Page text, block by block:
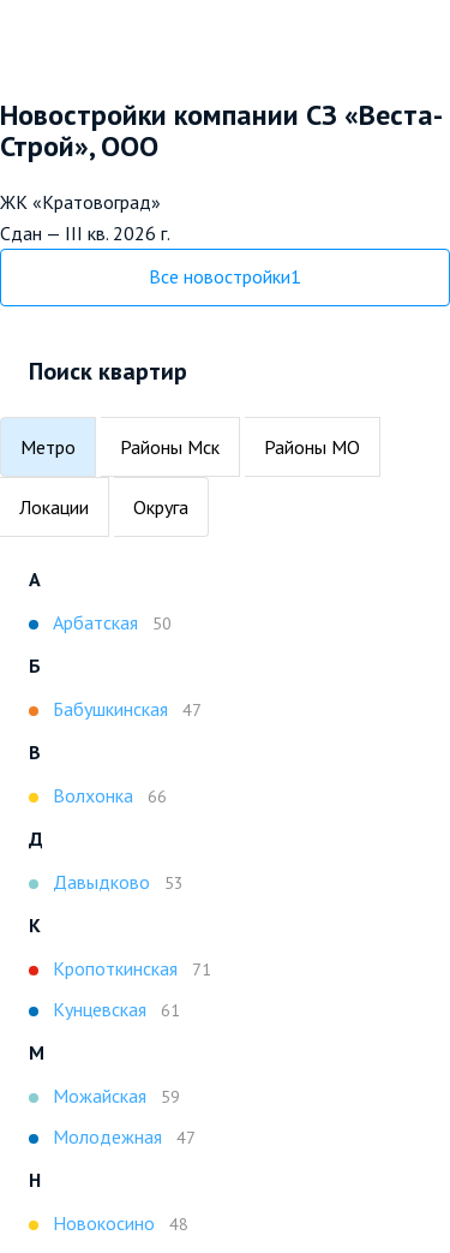
Новостройки компании СЗ «Веста-
Строй», ООО
ЖК «Кратовоград»
Сдан — III кв. 2026 г.
Все новостройки1
Поиск квартир
Метро Районы Мск Районы МО
Локации Округа
А
Арбатская
50
Б
Бабушкинская
47
В
Волхонка
66
Д
Давыдково
53
К
Кропоткинская
71
Кунцевская 61
М
Можайская
59
Молодежная 47
Н
Новокосино
48